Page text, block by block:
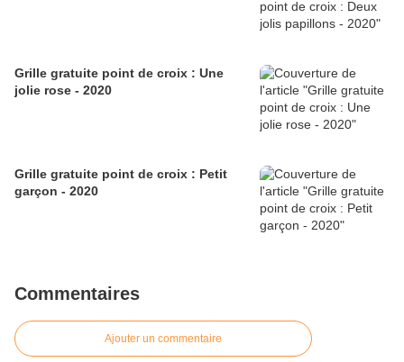
Grille gratuite point de croix : Une
jolie rose - 2020
Grille gratuite point de croix : Petit
garçon - 2020
Commentaires
Ajouter un commentaire